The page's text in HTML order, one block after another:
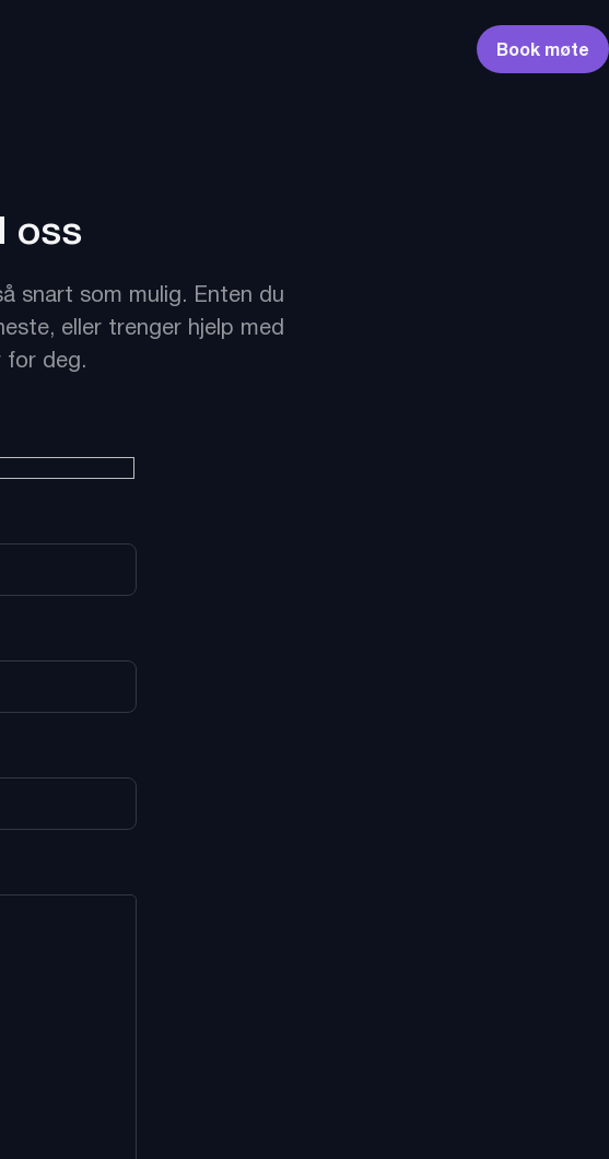
Book møte
oss
snart som mulig. Enten du
eller trenger hjelp med
for deg.